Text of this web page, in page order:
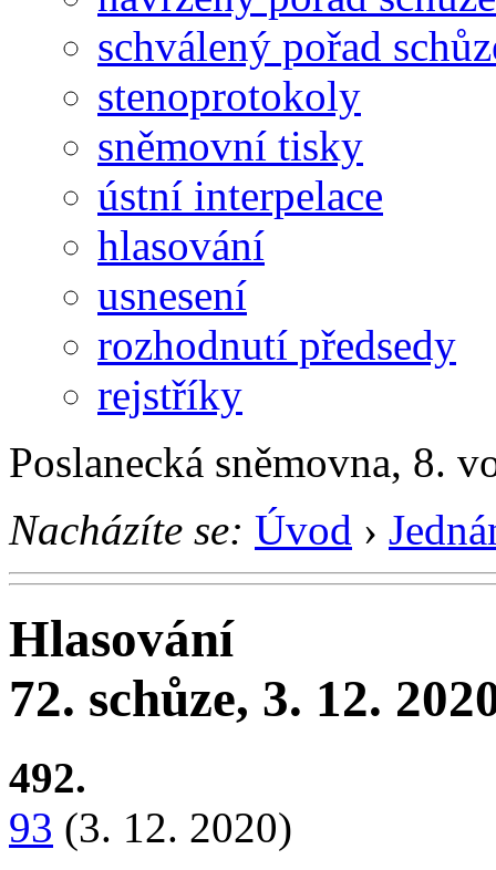
schválený pořad
stenoprotokoly
sněmovní tisky
ústní interpelace
hlasování
usnesení
rozhodnutí předsedy
rejstříky
Poslanecká sněmovna, 8.
Nacházíte se: Úvod ›
Hlasování
72. schůze, 3. 12.
492.
93 (3. 12. 2020)